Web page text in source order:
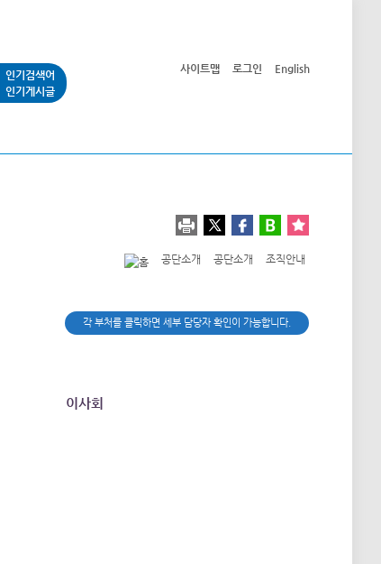
인기검색어
인기게시글
사이트맵 로그인 English
공단소개 공단소개 조직안내
각 부처를 클릭하면 세부 담당자 확인이 가능합니다.
이사회